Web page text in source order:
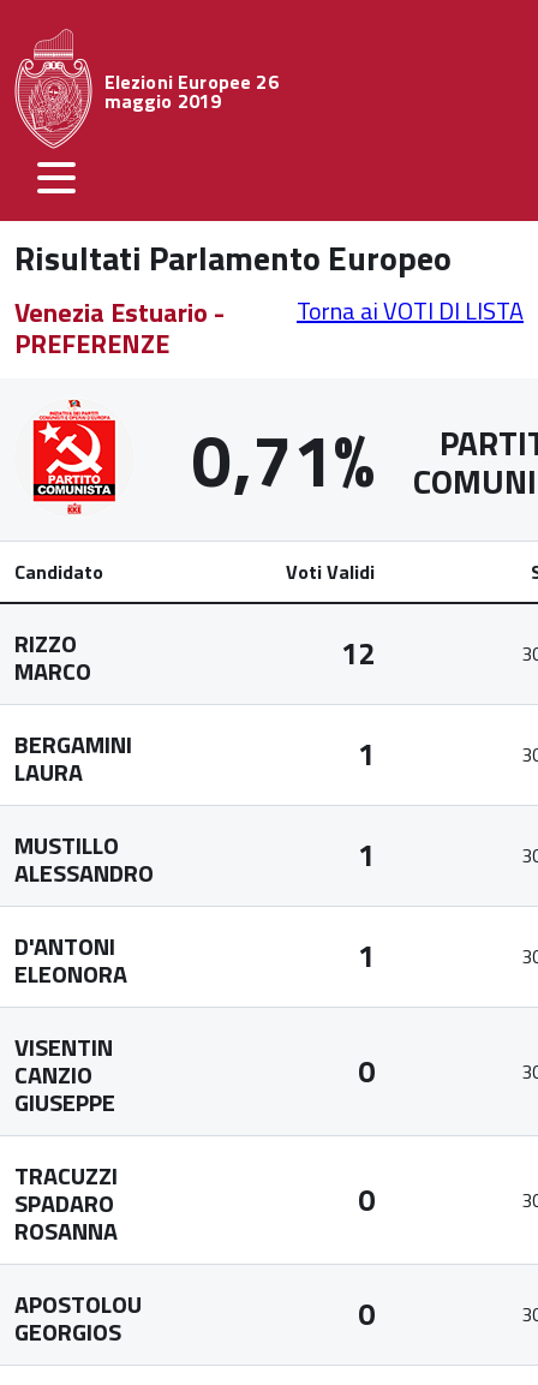
Elezioni Europee 26
maggio 2019
Risultati Parlamento Europeo
Venezia Estuario -
PREFERENZE
Torna ai VOTI DI LISTA
0,71%
Candidato Voti Validi
RIZZO
MARCO 12
BERGAMINI
LAURA 1
MUSTILLO
ALESSANDRO 1
D'ANTONI
ELEONORA 1
VISENTIN
CANZIO
GIUSEPPE
0
TRACUZZI
SPADARO
ROSANNA
0
APOSTOLOU
GEORGIOS 0